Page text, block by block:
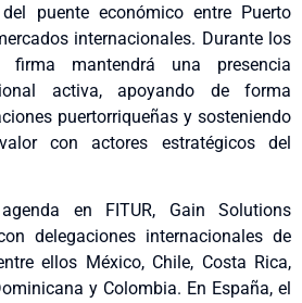
puente económico entre Puerto
internacionales. Durante los
mantendrá una presencia
activa, apoyando de forma
puertorriqueñas y sosteniendo
con actores estratégicos del
en FITUR, Gain Solutions
delegaciones internacionales de
ellos México, Chile, Costa Rica,
y Colombia. En España, el